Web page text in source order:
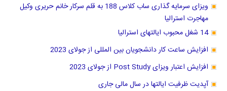
ویزای سرمایه گذاری ساب کلاس 188 به قلم سرکار خانم حریری وکیل
مهاجرت استرالیا
14 شغل محبوب ایالتهای استرالیا
افزایش ساعت کار دانشجویان بین المللی از جولای 2023
افزایش اعتبار ویزای Post Study از جولای 2023
آپدیت ظرفیت ایالتها در سال مالی جاری